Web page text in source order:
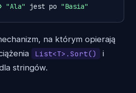
"Ala" jest po "Basia"
na którym opierają
List<T>.Sort()
i
stringów.